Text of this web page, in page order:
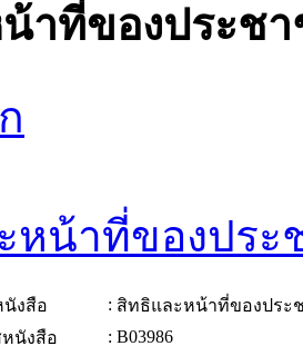
าที่ของประชา
หน้าที่ของประ
งสือ : สิทธิและหน้าที่ของประ
นังสือ
: B03986